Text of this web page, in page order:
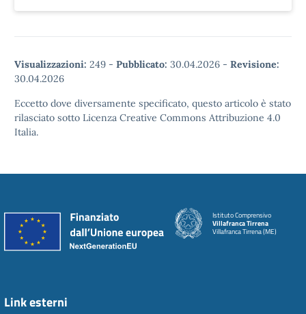
Visualizzazioni: 249 - Pubblicato: 30.04.2026 - Revisione:
30.04.2026
Eccetto dove diversamente specificato, questo articolo è stato
rilasciato sotto Licenza Creative Commons Attribuzione 4.0
Italia.
Istituto Comprensivo
Villafranca Tirrena
Villafranca Tirrena (ME)
Link esterni